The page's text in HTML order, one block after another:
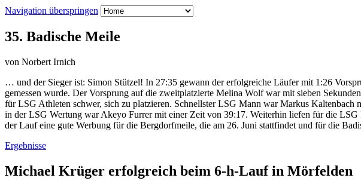
Navigation überspringen
35. Badische Meile
von Norbert Irnich
… und der Sieger ist: Simon Stützel! In 27:35 gewann der erfolgreiche Läufer mit 1:26
gemessen wurde. Der Vorsprung auf die zweitplatzierte Melina Wolf war mit sieben
für LSG Athleten schwer, sich zu platzieren. Schnellster LSG Mann war Markus
in der LSG Wertung war Akeyo Furrer mit einer Zeit von 39:17. Weiterhin liefen für die
der Lauf eine gute Werbung für die Bergdorfmeile, die am 26. Juni stattfindet und für die
Ergebnisse
Michael Krüger erfolgreich beim 6-h-Lauf in Mörfelden